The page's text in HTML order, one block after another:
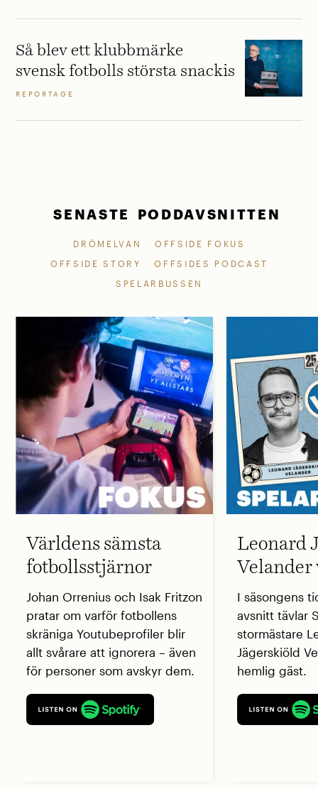
Så blev ett klubbmärke
svensk fotbolls största snackis
REPORTAGE
SENASTE PODDAVSNITTEN
DRÖMELVAN
OFFSIDE FOKUS
OFFSIDE STORY
OFFSIDES PODCAST
SPELARBUSSEN
Världens sämsta
fotbollsstjärnor
Johan Orrenius och Isak Fritzon
pratar om varför fotbollens
skräniga Youtubeprofiler blir
allt svårare att ignorera – även
för personer som avskyr dem.
Leonard
Velander
I säsongens
avsnitt tävlar
stormästare
Jägerskiöld
hemlig gäst.